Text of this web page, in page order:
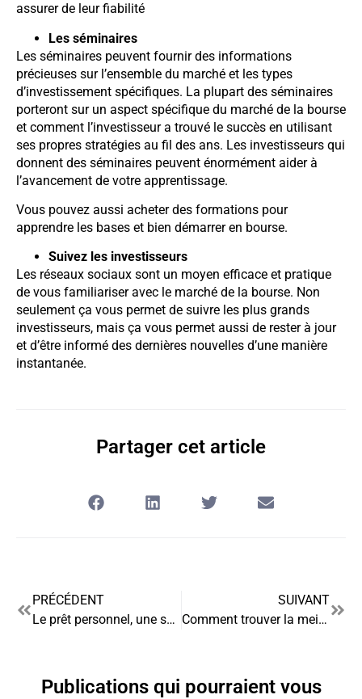
assurer de leur fiabilité
Les séminaires
Les séminaires peuvent fournir des informations
précieuses sur l’ensemble du marché et les types
d’investissement spécifiques. La plupart des séminaires
porteront sur un aspect spécifique du marché de la bourse
et comment l’investisseur a trouvé le succès en utilisant
ses propres stratégies au fil des ans. Les investisseurs qui
donnent des séminaires peuvent énormément aider à
l’avancement de votre apprentissage.
Vous pouvez aussi acheter des formations pour
apprendre les bases et bien démarrer en bourse.
Suivez les investisseurs
Les réseaux sociaux sont un moyen efficace et pratique
de vous familiariser avec le marché de la bourse. Non
seulement ça vous permet de suivre les plus grands
investisseurs, mais ça vous permet aussi de rester à jour
et d’être informé des dernières nouvelles d’une manière
instantanée.
Partager cet article
PRÉCÉDENT
Le prêt personnel, une solution de crédit avantageuse
SUIVANT
Comment trouver la meilleure assurance ?
Publications qui pourraient vous